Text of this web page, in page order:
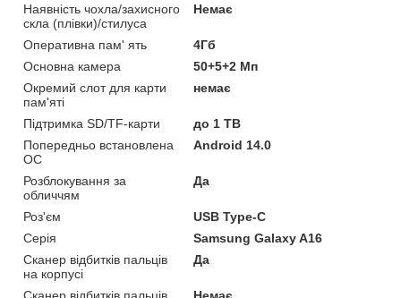
Наявність чохла/захисного
скла (плівки)/стилуса
Немає
Оперативна пам' ять
4Гб
Основна камера
50+5+2 Мп
Окремий слот для карти
пам'яті
немає
Підтримка SD/TF-карти
до 1 ТВ
Попередньо встановлена
ОС
Android 14.0
Розблокування за
обличчям
Да
Роз'єм
USB Type-C
Серія
Samsung Galaxy A16
Сканер відбитків пальців
на корпусі
Да
Сканер відбитків пальців Немає